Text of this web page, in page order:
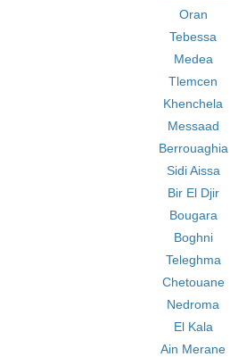
Oran
Tebessa
Medea
Tlemcen
Khenchela
Messaad
Berrouaghia
Sidi Aissa
Bir El Djir
Bougara
Boghni
Teleghma
Chetouane
Nedroma
El Kala
Ain Merane